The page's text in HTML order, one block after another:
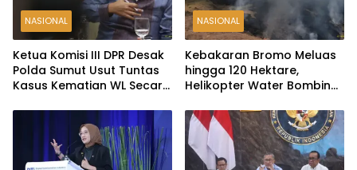
NASIONAL
Ketua Komisi III DPR Desak
Polda Sumut Usut Tuntas
Kasus Kematian WL Secara
NASIONAL
Kebakaran Bromo Meluas
hingga 120 Hektare,
Helikopter Water Bombing